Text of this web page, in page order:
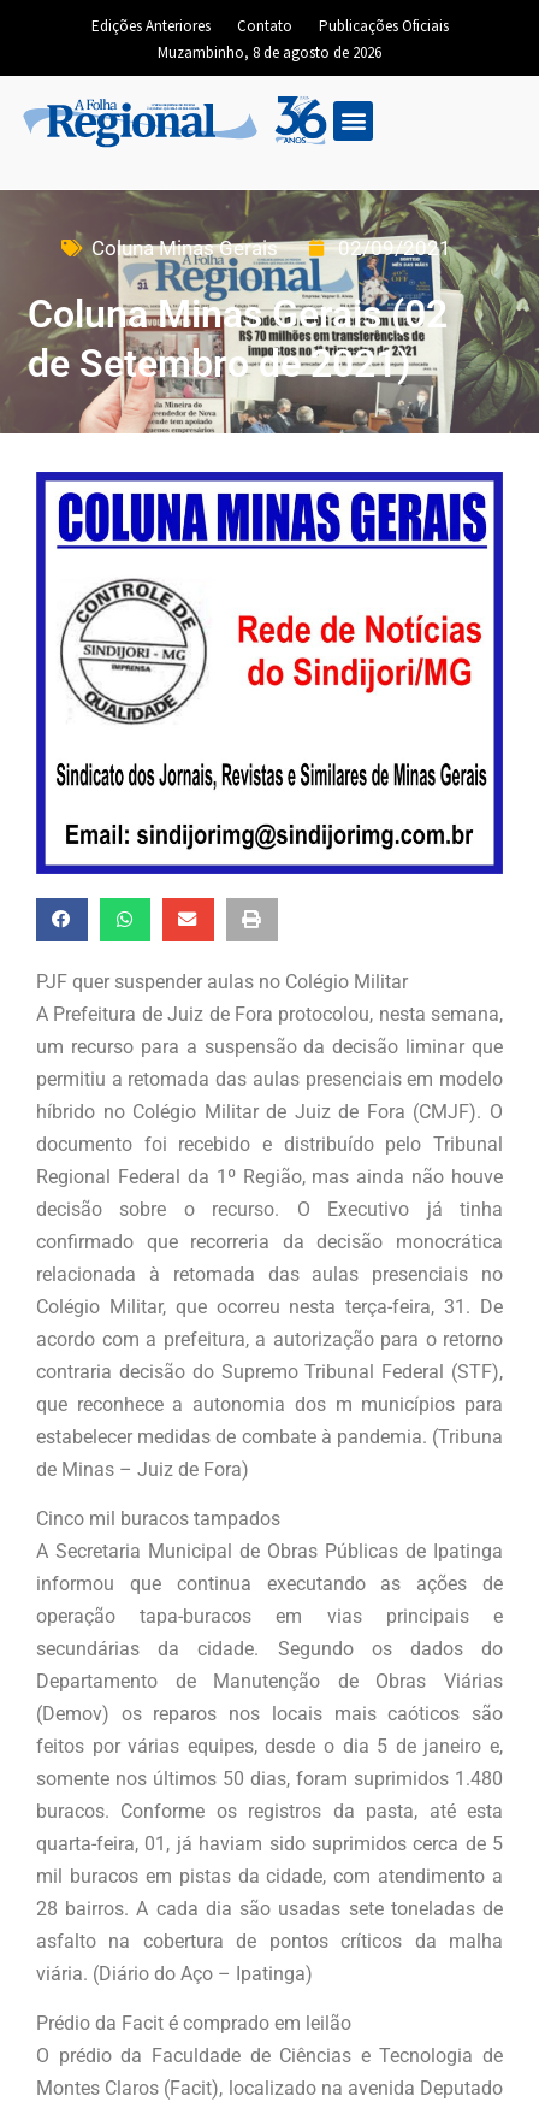
Edições Anteriores Contato
Publicações Oficiais
Muzambinho, 8 de agosto de 2026
Coluna Minas Gerais 02/09/2021
Coluna Minas Gerais (02
de Setembro de 2021)
PJF quer suspender aulas no Colégio Militar
A Prefeitura de Juiz de Fora protocolou, nesta semana,
um recurso para a suspensão da decisão liminar que
permitiu a retomada das aulas presenciais em modelo
híbrido no Colégio Militar de Juiz de Fora (CMJF). O
documento foi recebido e distribuído pelo Tribunal
Regional Federal da 1º Região, mas ainda não houve
decisão sobre o recurso. O Executivo já tinha
confirmado que recorreria da decisão monocrática
relacionada à retomada das aulas presenciais no
Colégio Militar, que ocorreu nesta terça-feira, 31. De
acordo com a prefeitura, a autorização para o retorno
contraria decisão do Supremo Tribunal Federal (STF),
que reconhece a autonomia dos m municípios para
estabelecer medidas de combate à pandemia. (Tribuna
de Minas – Juiz de Fora)
Cinco mil buracos tampados
A Secretaria Municipal de Obras Públicas de Ipatinga
informou que continua executando as ações de
operação tapa-buracos em vias principais e
secundárias da cidade. Segundo os dados do
Departamento de Manutenção de Obras Viárias
(Demov) os reparos nos locais mais caóticos são
feitos por várias equipes, desde o dia 5 de janeiro e,
somente nos últimos 50 dias, foram suprimidos 1.480
buracos. Conforme os registros da pasta, até esta
quarta-feira, 01, já haviam sido suprimidos cerca de 5
mil buracos em pistas da cidade, com atendimento a
28 bairros. A cada dia são usadas sete toneladas de
asfalto na cobertura de pontos críticos da malha
viária. (Diário do Aço – Ipatinga)
Prédio da Facit é comprado em leilão
O prédio da Faculdade de Ciências e Tecnologia de
Montes Claros (Facit), localizado na avenida Deputado